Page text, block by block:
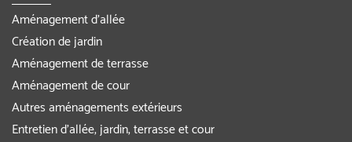
Aménagement d’allée
Création de jardin
Aménagement de terrasse
Aménagement de cour
Autres aménagements extérieurs
Entretien d’allée, jardin, terrasse et cour